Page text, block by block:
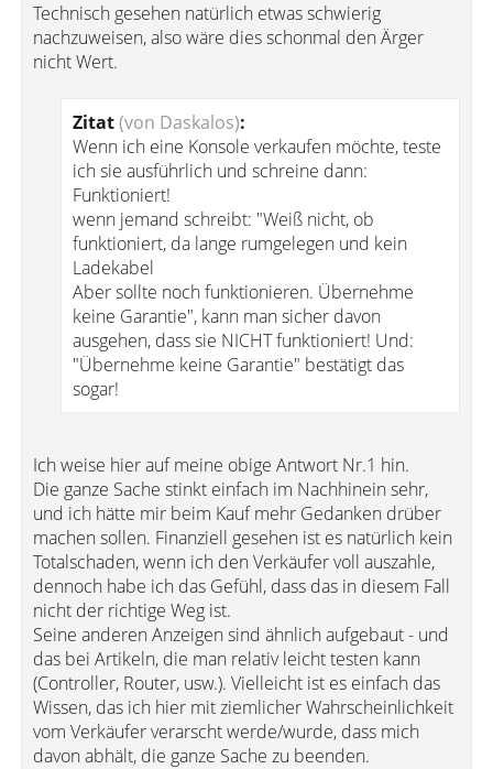
Technisch gesehen natürlich etwas schwierig
nachzuweisen, also wäre dies schonmal den Ärger
nicht Wert.
Zitat(von Daskalos):
Wenn ich eine Konsole verkaufen möchte, teste
ich sie ausführlich und schreine dann:
Funktioniert!
wenn jemand schreibt: "Weiß nicht, ob
funktioniert, da lange rumgelegen und kein
Ladekabel
Aber sollte noch funktionieren. Übernehme
keine Garantie", kann man sicher davon
ausgehen, dass sie NICHT funktioniert! Und:
"Übernehme keine Garantie" bestätigt das
sogar!
Ich weise hier auf meine obige Antwort Nr.1 hin.
Die ganze Sache stinkt einfach im Nachhinein sehr,
und ich hätte mir beim Kauf mehr Gedanken drüber
machen sollen. Finanziell gesehen ist es natürlich kein
Totalschaden, wenn ich den Verkäufer voll auszahle,
dennoch habe ich das Gefühl, dass das in diesem Fall
nicht der richtige Weg ist.
Seine anderen Anzeigen sind ähnlich aufgebaut - und
das bei Artikeln, die man relativ leicht testen kann
(Controller, Router, usw.). Vielleicht ist es einfach das
Wissen, das ich hier mit ziemlicher Wahrscheinlichkeit
vom Verkäufer verarscht werde/wurde, dass mich
davon abhält, die ganze Sache zu beenden.